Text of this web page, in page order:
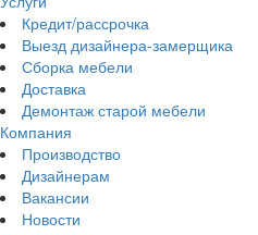
Кредит/рассрочка
Выезд дизайнера-замерщика
Сборка мебели
Доставка
Демонтаж старой мебели
Компания
Производство
Дизайнерам
Вакансии
Новости